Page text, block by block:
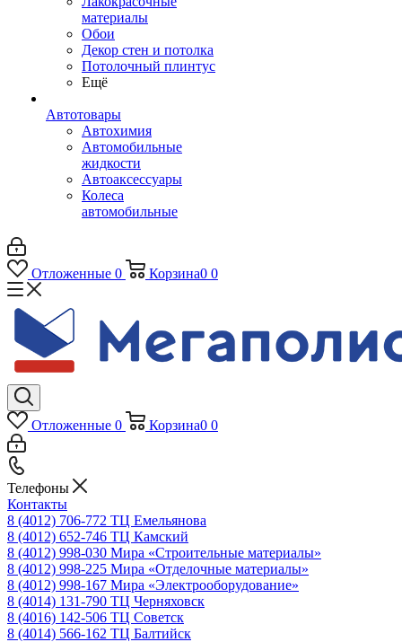
материалы
Обои
Декор стен и потолка
Потолочный плинтус
Ещё
Автотовары
Автохимия
Автомобильные
жидкости
Автоаксессуары
Колеса
автомобильные
Отложенные 0 Корзина0 0
Отложенные 0 Корзина0 0
Телефоны
Контакты
8 (4012) 706-772 ТЦ Емельянова
8 (4012) 652-746 ТЦ Камский
8 (4012) 998-030 Мира «Строительные материалы»
8 (4012) 998-225 Мира «Отделочные материалы»
8 (4012) 998-167 Мира «Электрооборудование»
8 (4014) 131-790 ТЦ Черняховск
8 (4016) 142-506 ТЦ Советск
8 (4014) 566-162 ТЦ Балтийск